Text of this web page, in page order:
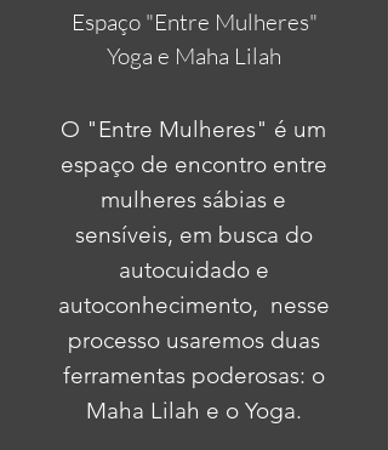
Espaço "Entre Mulheres"
Yoga e Maha Lilah
O "Entre Mulheres" é um
espaço de encontro entre
mulheres sábias e
sensíveis, em busca do
autocuidado e
autoconhecimento, nesse
processo usaremos duas
ferramentas poderosas: o
Maha Lilah e o Yoga.